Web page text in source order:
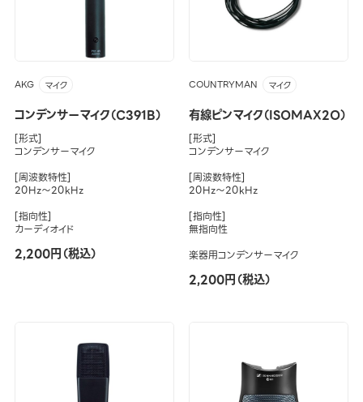
AKG マイク
コンデンサーマイク（C391B）
[形式]
コンデンサーマイク
[周波数特性]
20Hz～20kHz
[指向性]
カーディオイド
2,200円（税込）
COUNTRYMAN マイク
有線ピンマイク（ISOMAX2O）
[形式]
コンデンサーマイク
[周波数特性]
20Hz～20kHz
[指向性]
無指向性
楽器用コンデンサーマイク
2,200円（税込）